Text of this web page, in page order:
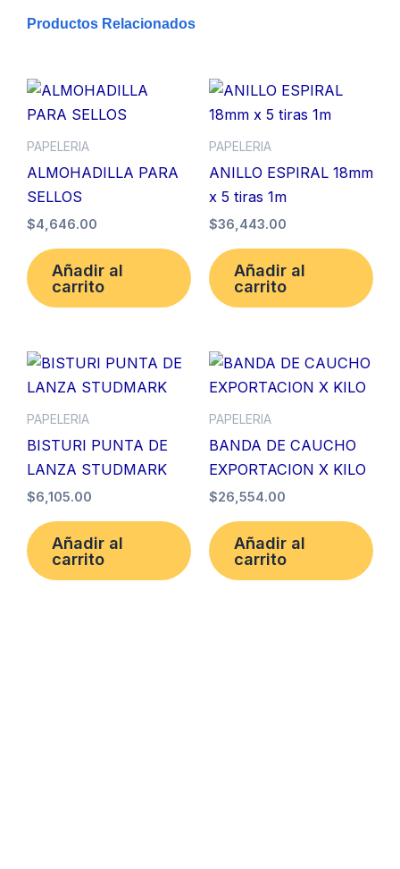
AMARILLO
Productos Relacionados
PAPELERIA
ALMOHADILLA PARA
SELLOS
$4,646.00
Añadir al
carrito
PAPELERIA
ANILLO ESPIRAL 18mm
x 5 tiras 1m
$36,443.00
Añadir al
carrito
PAPELERIA
BISTURI PUNTA DE
LANZA STUDMARK
$6,105.00
Añadir al
carrito
PAPELERIA
BANDA DE CAUCHO
EXPORTACION X KILO
$26,554.00
Añadir al
carrito